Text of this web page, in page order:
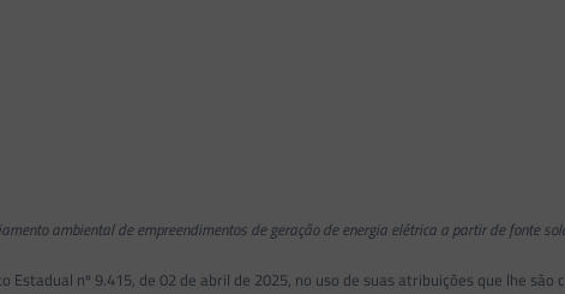
ambiental de empreendimentos de geração de energia elétrica a partir de fonte
nº 9.415, de 02 de abril de 2025, no uso de suas atribuições que lhe são